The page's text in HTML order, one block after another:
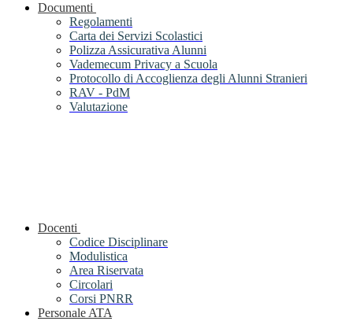
Documenti
Regolamenti
Carta dei Servizi Scolastici
Polizza Assicurativa Alunni
Vademecum Privacy a Scuola
Protocollo di Accoglienza degli Alunni Stranieri
RAV - PdM
Valutazione
Docenti
Codice Disciplinare
Modulistica
Area Riservata
Circolari
Corsi PNRR
Personale ATA